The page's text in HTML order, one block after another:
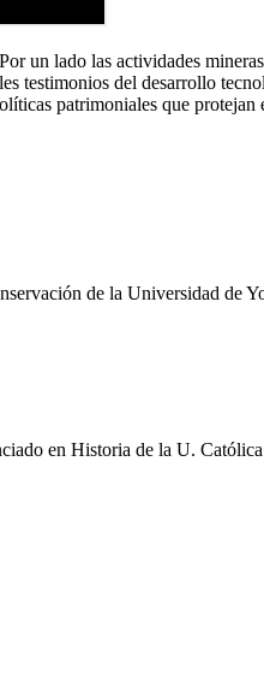
un lado las actividades
testimonios del desarrollo
patrimoniales que
de la Universidad de
en Historia de la U.